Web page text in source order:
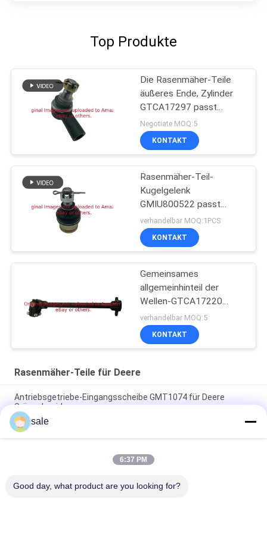
Top Produkte
Die Rasenmäher-Teile
äußeres Ende, Zylinder
GTCA17297 passt
Deere-Mäher
Negotiate MOQ:5
KONTAKT
Rasenmäher-Teil-
Kugelgelenk
GMIU800522 passt
Gebrauchsfahrzeug
Deere ProGator
verhandelbar MOQ:1PCS
KONTAKT
Gemeinsames
allgemeinhinteil der
Wellen-GTCA17220
passt Deere-Mäher
verhandelbar MOQ:5
KONTAKT
Rasenmäher-Teile für Deere
Antriebsgetriebe-Eingangsscheibe GMT1074 für Deere
Grünschneider
Kupplungs-Proalligator 2030 Druck-Platte GM809222
GM809221 der 2020 Kupplungs-DIS passt Deere
Rasenmäherteile Anlassermotor GAM878176 Passend für
sale
6:37 PM
Good day, what product are you looking for?